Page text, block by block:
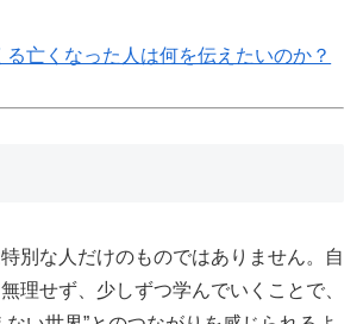
る亡くなった人は何を伝えたいのか？
別な人だけのものではありません。自
理せず、少しずつ学んでいくことで、